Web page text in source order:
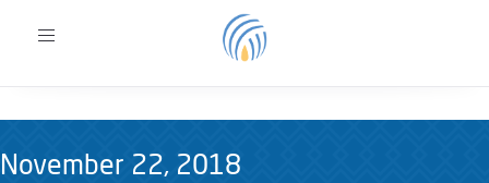
Toggle
November 22, 2018